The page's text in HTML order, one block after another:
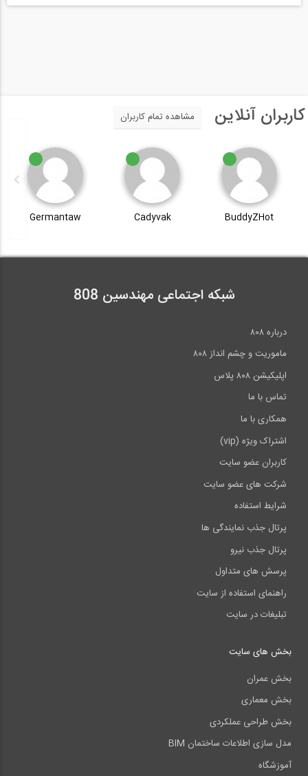
کاربران آنلاین مشاهده تمام کاربران
BuddyZHot
Cadyvak
Germantaw
شبکه اجتماعی مهندسین 808
درباره ۸۰۸
ماموریت و چشم انداز ۸۰۸
اپلیکیشن ۸۰۸ پلاس
تماس با ما
همکاری با ما
اشتراک ویژه (vip)
کاربران عضو سایت
شرکت های عضو سایت
شرایط استفاده
پرتال جذب نمایندگی ها
پرتال جذب نیرو
پرسش های متداول
راهنمای استفاده از سایت
تبلیغات در سایت
بخش های سایت
بخش عمران
بخش معماری
بخش طراحی عملکردی
مدل سازی اطلاعات ساختمان BIM
آموزشگاه